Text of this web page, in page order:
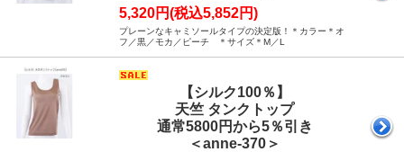
5,320円(税込5,852円)
プレーンなキャミソールタイプの決定版！＊カラー＊オ
フ／黒／モカ／ピーチ ＊サイズ＊M／L
【シルク100％】
天竺 タンクトップ
通常5800円から5％引き
＜anne-370＞